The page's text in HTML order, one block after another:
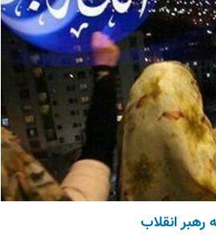
رهبر انقلاب